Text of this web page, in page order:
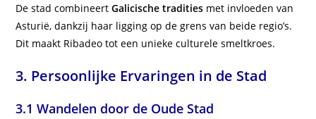
De stad combineertGalicische tradities met invloeden van
Asturië, dankzij haar ligging op de grens van beide regio’s.
Dit maakt Ribadeo tot een unieke culturele smeltkroes.
3. Persoonlijke Ervaringen in de Stad
3.1 Wandelen door de Oude Stad